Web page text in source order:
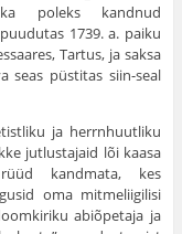
poleks kandnud
1739. a. paiku
Tartus, ja saksa
seas püstitas siin-seal
ja herrnhuutliku
jut­lustajaid lõi kaasa
kandmata, kes
oma mitmeliigilisi
abiõpetaja ja